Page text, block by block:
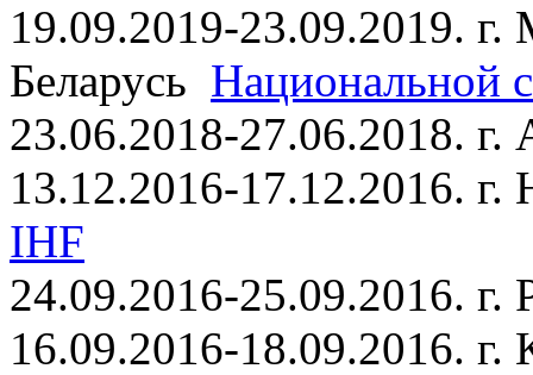
19.09.2019-23.09.2019. г.
Беларусь Национальной
23.06.2018-27.06.2018.
13.12.2016-17.12.2016.
IHF
24.09.2016-25.09.2016. г.
16.09.2016-18.09.2016.